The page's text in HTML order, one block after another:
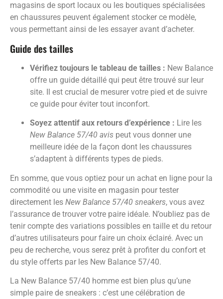
magasins de sport locaux ou les boutiques spécialisées
en chaussures peuvent également stocker ce modèle,
vous permettant ainsi de les essayer avant d’acheter.
Guide des tailles
Vérifiez toujours le tableau de tailles : New Balance
offre un guide détaillé qui peut être trouvé sur leur
site. Il est crucial de mesurer votre pied et de suivre
ce guide pour éviter tout inconfort.
Soyez attentif aux retours d’expérience : Lire les
New Balance 57/40 avis peut vous donner une
meilleure idée de la façon dont les chaussures
s’adaptent à différents types de pieds.
En somme, que vous optiez pour un achat en ligne pour la
commodité ou une visite en magasin pour tester
directement les New Balance 57/40 sneakers, vous avez
l’assurance de trouver votre paire idéale. N’oubliez pas de
tenir compte des variations possibles en taille et du retour
d’autres utilisateurs pour faire un choix éclairé. Avec un
peu de recherche, vous serez prêt à profiter du confort et
du style offerts par les New Balance 57/40.
La New Balance 57/40 homme est bien plus qu’une
simple paire de sneakers : c’est une célébration de